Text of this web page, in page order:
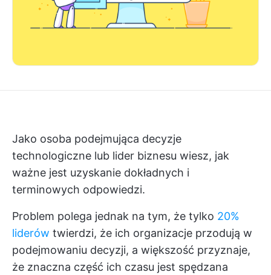
Jako osoba podejmująca decyzje
technologiczne lub lider biznesu wiesz, jak
ważne jest uzyskanie dokładnych i
terminowych odpowiedzi.
Problem polega jednak na tym, że tylko 20%
liderów twierdzi, że ich organizacje przodują w
podejmowaniu decyzji, a większość przyznaje,
że znaczna część ich czasu jest spędzana